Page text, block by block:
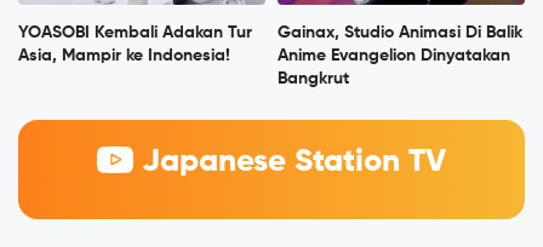
YOASOBI Kembali Adakan Tur
Asia, Mampir ke Indonesia!
Gainax, Studio Animasi Di Balik
Anime Evangelion Dinyatakan
Bangkrut
Japanese Station TV